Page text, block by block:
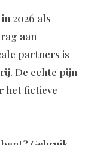
2026 als
aan
partners is
De echte pijn
het fictieve